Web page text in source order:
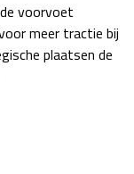
voorvoet
meer tractie bij
plaatsen de